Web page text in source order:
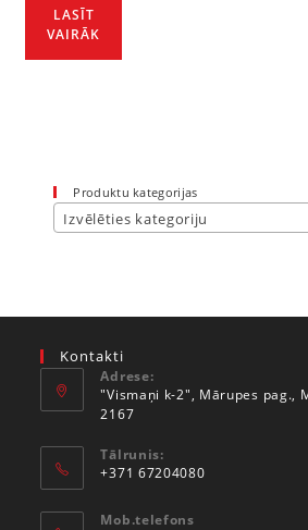
LASĪT
VAIRĀK
Produktu kategorijas
Izvēlēties kategoriju
Kontakti
Adrese:
"Vismaņi k-2", Mārupes pag.,
2167
Tālrunis:
+371 67204080
Mob.telefons